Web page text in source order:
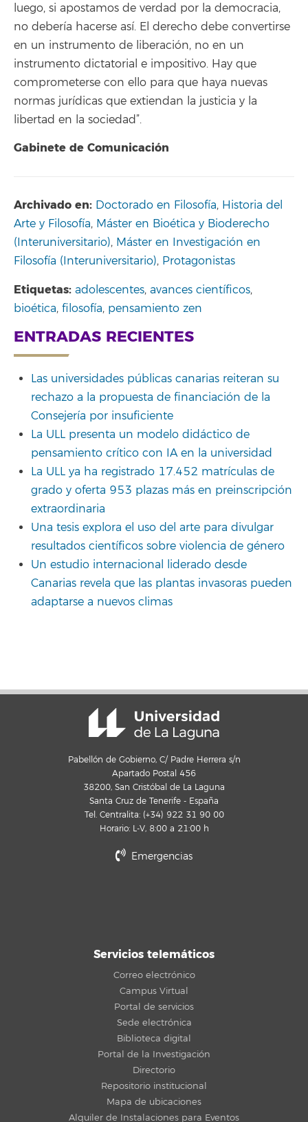
luego, si apostamos de verdad por la democracia,
no debería hacerse así. El derecho debe convertirse
en un instrumento de liberación, no en un
instrumento dictatorial e impositivo. Hay que
comprometerse con ello para que haya nuevas
normas jurídicas que extiendan la justicia y la
libertad en la sociedad”.
Gabinete de Comunicación
Archivado en: Doctorado en Filosofía, Historia del
Arte y Filosofía, Máster en Bioética y Bioderecho
(Interuniversitario), Máster en Investigación en
Filosofía (Interuniversitario), Protagonistas
Etiquetas: adolescentes, avances científicos,
bioética, filosofía, pensamiento zen
ENTRADAS RECIENTES
Las universidades públicas canarias reiteran su
rechazo a la propuesta de financiación de la
Consejería por insuficiente
La ULL presenta un modelo didáctico de
pensamiento crítico con IA en la universidad
La ULL ya ha registrado 17.452 matrículas de
grado y oferta 953 plazas más en preinscripción
extraordinaria
Una tesis explora el uso del arte para divulgar
resultados científicos sobre violencia de género
Un estudio internacional liderado desde
Canarias revela que las plantas invasoras pueden
adaptarse a nuevos climas
Pabellón de Gobierno, C/ Padre Herrera s/n
Apartado Postal 456
38200, San Cristóbal de La Laguna
Santa Cruz de Tenerife - España
Tel. Centralita: (+34) 922 31 90 00
Horario: L-V, 8:00 a 21:00 h
Emergencias
Servicios telemáticos
Correo electrónico
Campus Virtual
Portal de servicios
Sede electrónica
Biblioteca digital
Portal de la Investigación
Directorio
Repositorio institucional
Mapa de ubicaciones
Alquiler de Instalaciones para Eventos